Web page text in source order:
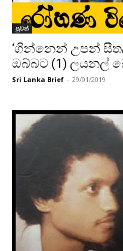
පුවත්
‘ගින්නෙන් උපන්
ඔබ්බට (1) ලයනල්
Sri Lanka Brief - 29/01/2019